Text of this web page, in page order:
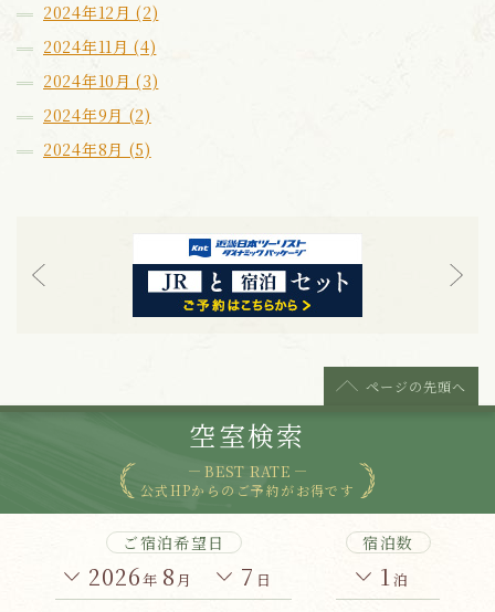
2024年12月 (2)
2024年11月 (4)
2024年10月 (3)
2024年9月 (2)
2024年8月 (5)
ページの先頭へ
空室検索
BEST RATE
公式HPからのご予約がお得です
ご宿泊希望日
2026年 8 月 7 日
宿泊数
1泊